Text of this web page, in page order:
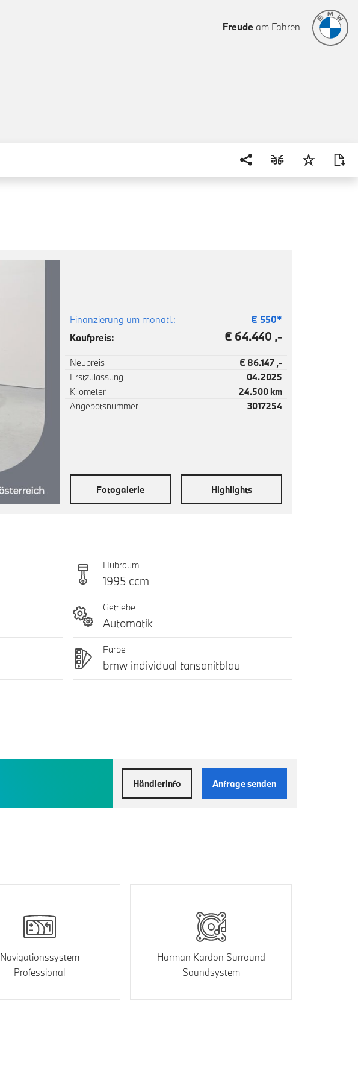
Freude am Fahren
Finanzierung um monatl.: € 550*
Kaufpreis:
€ 64.440 ,-
Neupreis
€ 86.147 ,-
Erstzulassung
04.2025
Kilometer
24.500 km
Angebotsnummer
3017254
Fotogalerie Highlights
Hubraum
1995 ccm
Getriebe
Automatik
Farbe
bmw individual tansanitblau
Händlerinfo Anfrage senden
Navigationssystem
Professional
Harman Kardon Surround
Soundsystem